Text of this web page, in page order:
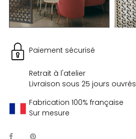
Paiement sécurisé
Retrait à l'atelier
Livraison sous 25 jours ouvrés
Fabrication 100% française
Sur mesure